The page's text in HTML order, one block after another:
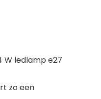
W ledlamp e27
zo een